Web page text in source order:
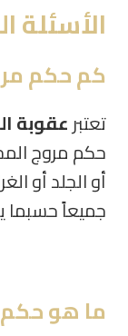
الأسئلة
كم حكم
تعتبرعقوبة
حكم مروج
أو الجلد أو
جميعاً حسبما
ما هو